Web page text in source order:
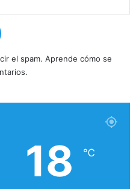
el spam. Aprende cómo se
18 ℃